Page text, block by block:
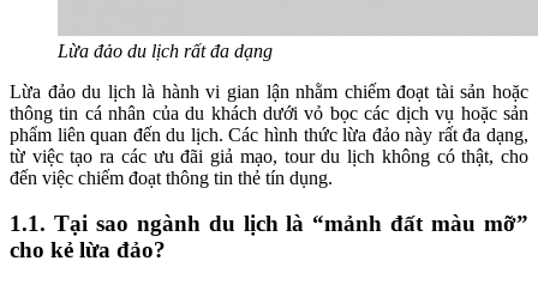
Lừa đảo du lịch rất đa dạng
Lừa đảo du lịch là hành vi gian lận nhằm chiếm đoạt tài sản hoặc
thông tin cá nhân của du khách dưới vỏ bọc các dịch vụ hoặc sản
phẩm liên quan đến du lịch. Các hình thức lừa đảo này rất đa dạng,
từ việc tạo ra các ưu đãi giả mạo, tour du lịch không có thật, cho
đến việc chiếm đoạt thông tin thẻ tín dụng.
1.1. Tại sao ngành du lịch là “mảnh đất màu mỡ”
cho kẻ lừa đảo?